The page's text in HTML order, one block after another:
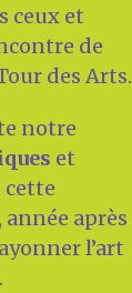
ceux et
de
des Arts.
notre
et
cette
après
l’art